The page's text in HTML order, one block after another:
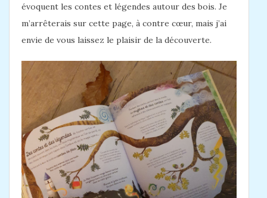
évoquent les contes et légendes autour des bois. Je
m’arrêterais sur cette page, à contre cœur, mais j’ai
envie de vous laissez le plaisir de la découverte.